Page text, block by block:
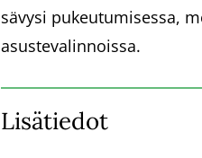
sävysi pukeutumisessa,
asustevalinnoissa.
Lisätiedot